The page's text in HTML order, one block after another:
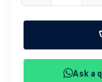
Ask a